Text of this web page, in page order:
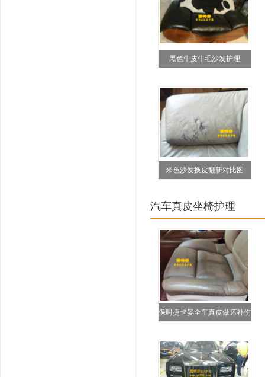
黑色牛皮牛毛沙发护理
米色沙发换皮翻新对比图
汽车真皮坐椅护理
保时捷卡晏全车真皮做坏补伤